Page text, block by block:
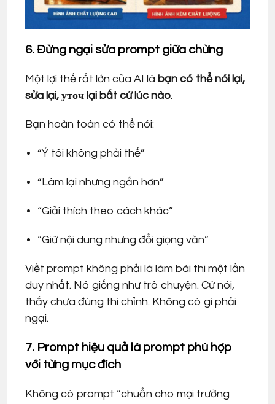
6. Đừng ngại sửa prompt giữa chừng
Một lợi thế rất lớn của AI là bạn có thể nói lại,
sửa lại, уточ lại bất cứ lúc nào.
Bạn hoàn toàn có thể nói:
“Ý tôi không phải thế”
“Làm lại nhưng ngắn hơn”
“Giải thích theo cách khác”
“Giữ nội dung nhưng đổi giọng văn”
Viết prompt không phải là làm bài thi một lần
duy nhất. Nó giống như trò chuyện. Cứ nói,
thấy chưa đúng thì chỉnh. Không có gì phải
ngại.
7. Prompt hiệu quả là prompt phù hợp
với từng mục đích
Không có prompt “chuẩn cho mọi trường